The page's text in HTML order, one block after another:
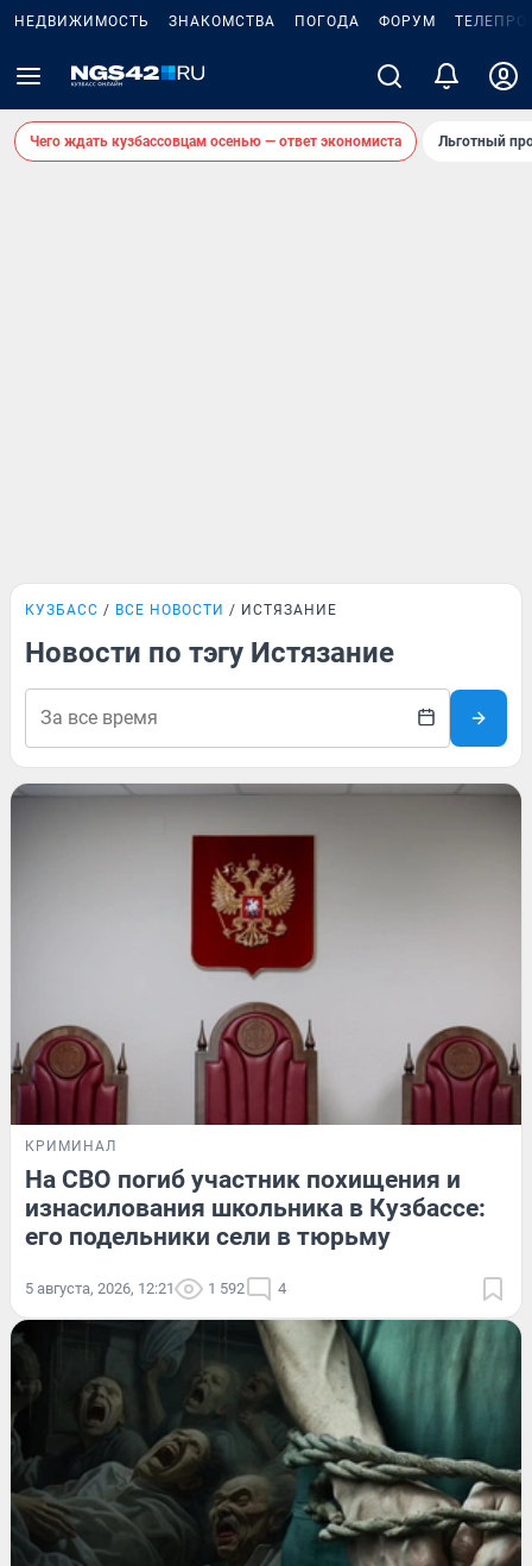
НЕДВИЖИМОСТЬ ЗНАКОМСТВА ПОГОДА ФОРУМ
Чего ждать кузбассовцам осенью — ответ экономиста Льготный
КУЗБАСС ВСЕ НОВОСТИ ИСТЯЗАНИЕ
Новости по тэгу Истязание
КРИМИНАЛ
На СВО погиб участник похищения и
изнасилования школьника в Кузбассе:
его подельники сели в тюрьму
5 августа, 2026, 12:21 1 592 4